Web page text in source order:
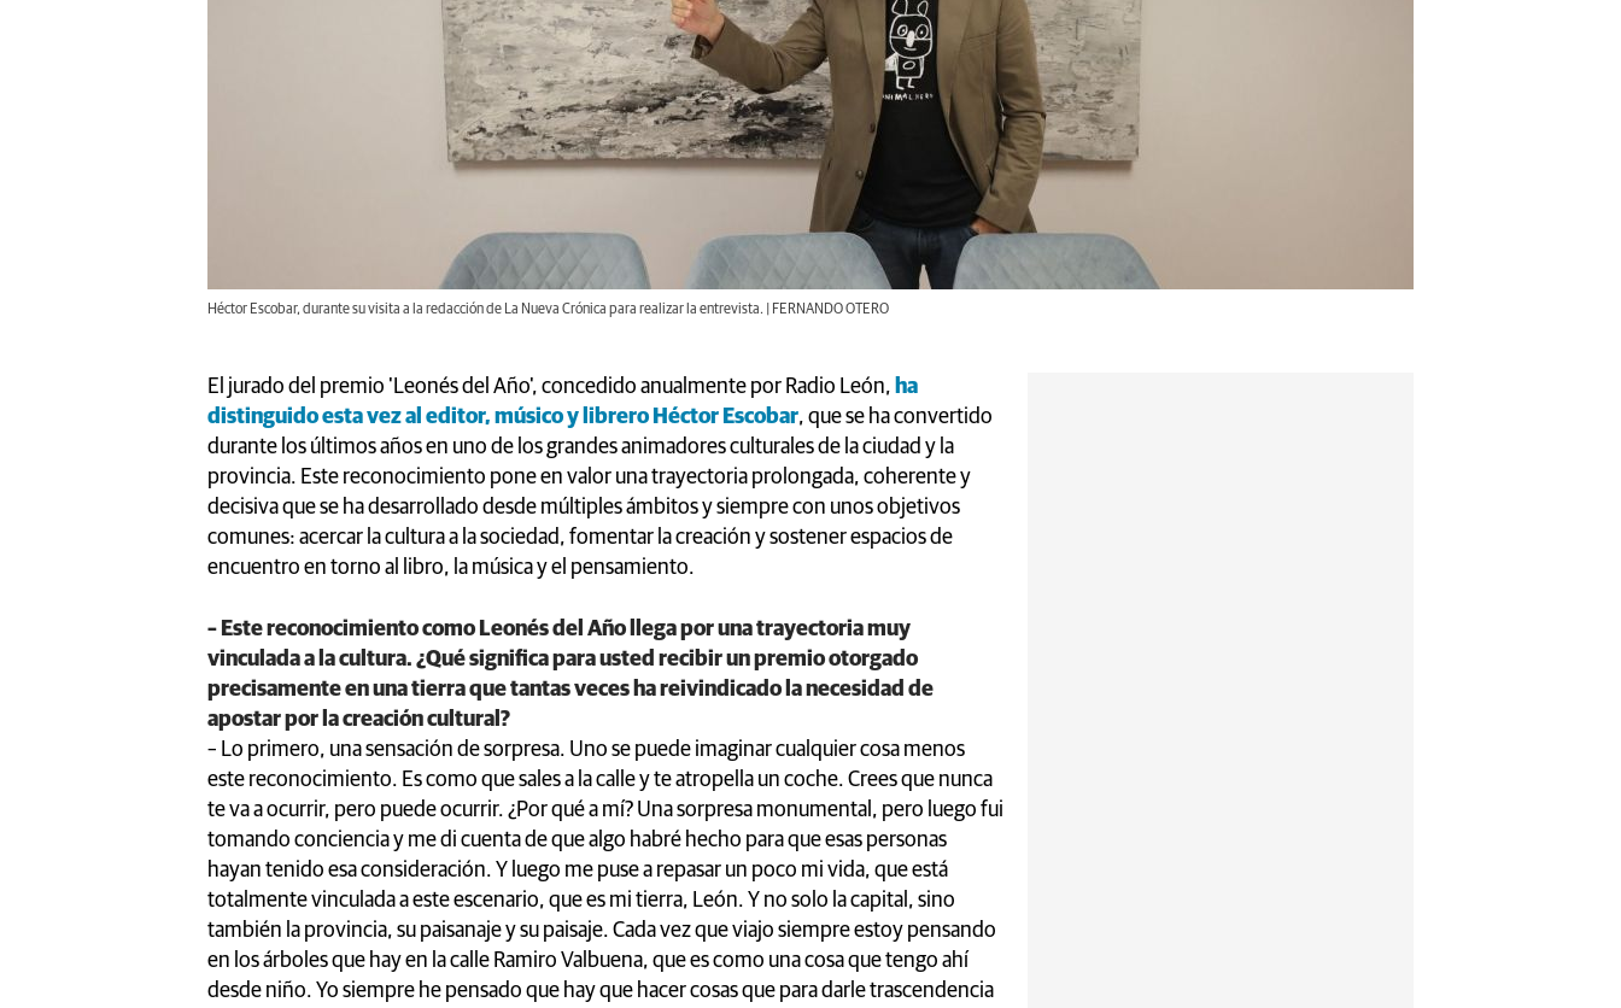
Héctor Escobar, durante su visita a la redacción de La Nueva Crónica para realizar la entrevista. | FERNANDO OTERO
El jurado del premio 'Leonés del Año', concedido anualmente por Radio León, ha
distinguido esta vez al editor, músico y librero Héctor Escobar, que se ha convertido
durante los últimos años en uno de los grandes animadores culturales de la ciudad y la
provincia. Este reconocimiento pone en valor una trayectoria prolongada, coherente y
decisiva que se ha desarrollado desde múltiples ámbitos y siempre con unos objetivos
comunes: acercar la cultura a la sociedad, fomentar la creación y sostener espacios de
encuentro en torno al libro, la música y el pensamiento.
– Este reconocimiento como Leonés del Año llega por una trayectoria muy
vinculada a la cultura. ¿Qué significa para usted recibir un premio otorgado
precisamente en una tierra que tantas veces ha reivindicado la necesidad de
apostar por la creación cultural?
– Lo primero, una sensación de sorpresa. Uno se puede imaginar cualquier cosa menos
este reconocimiento. Es como que sales a la calle y te atropella un coche. Crees que nunca
te va a ocurrir, pero puede ocurrir. ¿Por qué a mí? Una sorpresa monumental, pero luego fui
tomando conciencia y me di cuenta de que algo habré hecho para que esas personas
hayan tenido esa consideración. Y luego me puse a repasar un poco mi vida, que está
totalmente vinculada a este escenario, que es mi tierra, León. Y no solo la capital, sino
también la provincia, su paisanaje y su paisaje. Cada vez que viajo siempre estoy pensando
en los árboles que hay en la calle Ramiro Valbuena, que es como una cosa que tengo ahí
desde niño. Yo siempre he pensado que hay que hacer cosas que para darle trascendencia